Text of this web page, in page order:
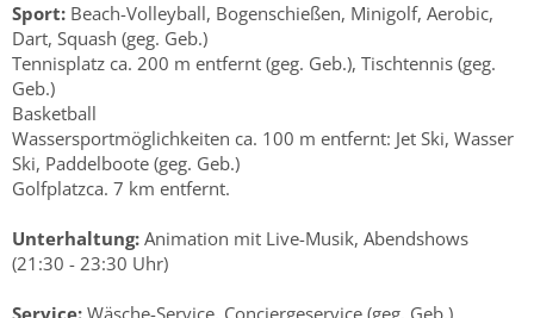
Sport: Beach-Volleyball, Bogenschießen, Minigolf, Aerobic,
Dart, Squash (geg. Geb.)
Tennisplatz ca. 200 m entfernt (geg. Geb.), Tischtennis (geg.
Geb.)
Basketball
Wassersportmöglichkeiten ca. 100 m entfernt: Jet Ski, Wasser
Ski, Paddelboote (geg. Geb.)
Golfplatzca. 7 km entfernt.
Unterhaltung: Animation mit Live-Musik, Abendshows
(21:30 - 23:30 Uhr)
Service: Wäsche-Service, Conciergeservice (geg. Geb.)